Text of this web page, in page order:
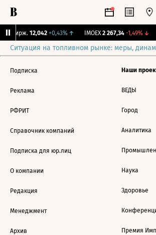
Бирж. 12,042 +0,43%↑ IMOEX 2 267,34 -1,49%↓
Ситуация на топливном рынке: меры,
Подписка
Реклама
РФРИТ
Справочник компаний
Подписка для юр.лиц
О компании
Редакция
Менеджмент
Архив
Наши
ВЕДЫ
Город
Аналитика
Наука
Здоровье
Премия